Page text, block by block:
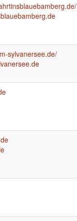
sylvanersee.de/